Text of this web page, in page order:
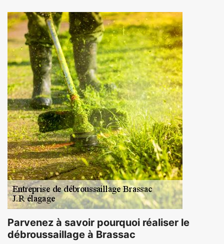
Parvenez à savoir pourquoi réaliser le
débroussaillage à Brassac